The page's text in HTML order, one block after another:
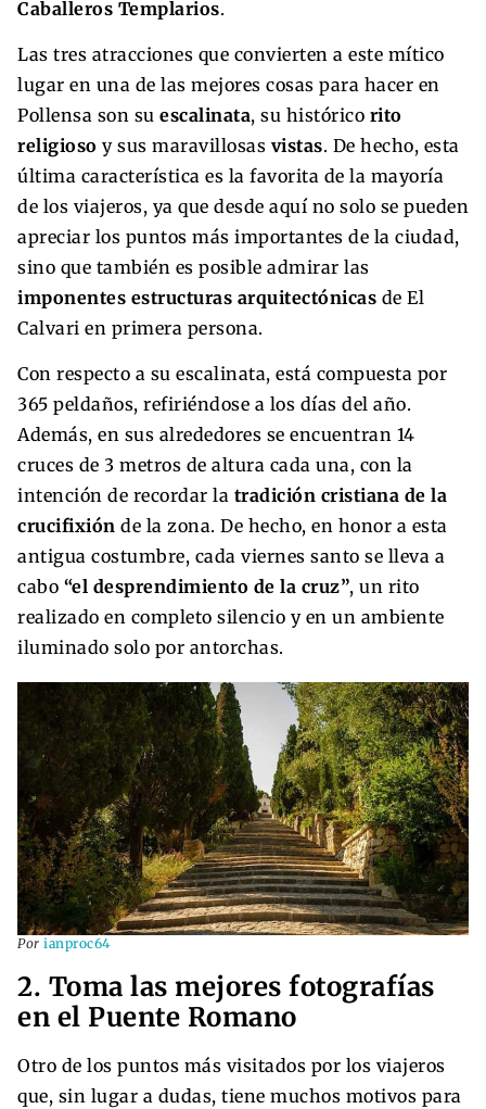
Caballeros Templarios.
Las tres atracciones que convierten a este mítico
lugar en una de las mejores cosas para hacer en
Pollensa son su escalinata, su histórico rito
religioso y sus maravillosas vistas. De hecho, esta
última característica es la favorita de la mayoría
de los viajeros, ya que desde aquí no solo se pueden
apreciar los puntos más importantes de la ciudad,
sino que también es posible admirar las
imponentes estructuras arquitectónicas de El
Calvari en primera persona.
Con respecto a su escalinata, está compuesta por
365 peldaños, refiriéndose a los días del año.
Además, en sus alrededores se encuentran 14
cruces de 3 metros de altura cada una, con la
intención de recordar la tradición cristiana de la
crucifixión de la zona. De hecho, en honor a esta
antigua costumbre, cada viernes santo se lleva a
cabo “el desprendimiento de la cruz”, un rito
realizado en completo silencio y en un ambiente
iluminado solo por antorchas.
Por ianproc64
2. Toma las mejores fotografías
en el Puente Romano
Otro de los puntos más visitados por los viajeros
que, sin lugar a dudas, tiene muchos motivos para